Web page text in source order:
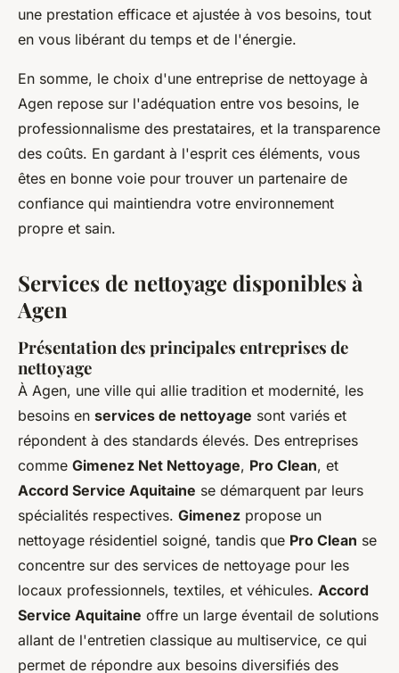
une prestation efficace et ajustée à vos besoins, tout
en vous libérant du temps et de l'énergie.
En somme, le choix d'une entreprise de nettoyage à
Agen repose sur l'adéquation entre vos besoins, le
professionnalisme des prestataires, et la transparence
des coûts. En gardant à l'esprit ces éléments, vous
êtes en bonne voie pour trouver un partenaire de
confiance qui maintiendra votre environnement
propre et sain.
Services de nettoyage disponibles à
Agen
Présentation des principales entreprises de
nettoyage
À Agen, une ville qui allie tradition et modernité, les
besoins en services de nettoyage sont variés et
répondent à des standards élevés. Des entreprises
comme Gimenez Net Nettoyage, Pro Clean, et
Accord Service Aquitaine se démarquent par leurs
spécialités respectives. Gimenez propose un
nettoyage résidentiel soigné, tandis que Pro Clean se
concentre sur des services de nettoyage pour les
locaux professionnels, textiles, et véhicules. Accord
Service Aquitaine offre un large éventail de solutions
allant de l'entretien classique au multiservice, ce qui
permet de répondre aux besoins diversifiés des